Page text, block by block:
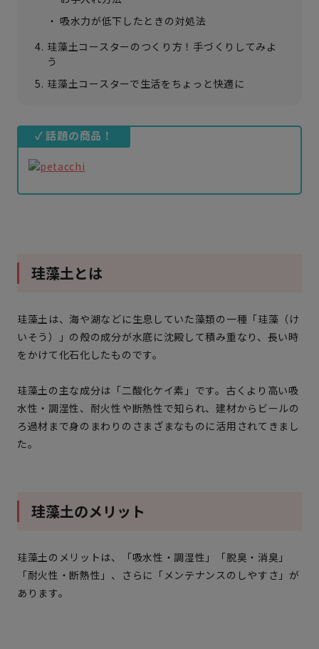
吸水力が低下したときの対処法
珪藻土コースターのつくり方！手づくりしてみよ
う
珪藻土コースターで生活をちょっと快適に
✓ 話題の商品！
珪藻土とは
珪藻土は、海や湖などに生息していた藻類の一種「珪藻（け
いそう）」の殻の成分が水底に沈殿して積み重なり、長い時
をかけて化石化したものです。
珪藻土の主な成分は「二酸化ケイ素」です。古くより高い吸
水性・調湿性、耐火性や断熱性で知られ、建材からビールの
ろ過材まで身のまわりのさまざまなものに活用されてきまし
た。
珪藻土のメリット
珪藻土のメリットは、「吸水性・調湿性」「脱臭・消臭」
「耐火性・断熱性」、さらに「メンテナンスのしやすさ」が
あります。